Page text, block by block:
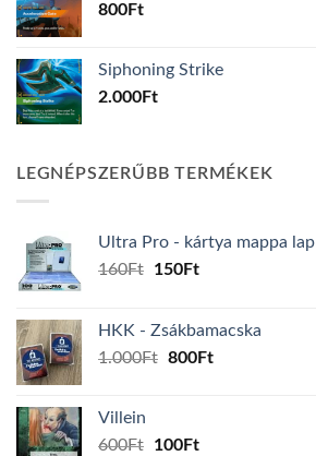
800Ft
Siphoning Strike
2.000Ft
LEGNÉPSZERŰBB TERMÉKEK
Ultra Pro - kártya mappa lap
160Ft
Original
160Ft.
150FtCurrent
150Ft.
HKK - Zsákbamacska
1.000Ft Original
800FtCurrent
Villein
600Ft
Original
100FtCurrent